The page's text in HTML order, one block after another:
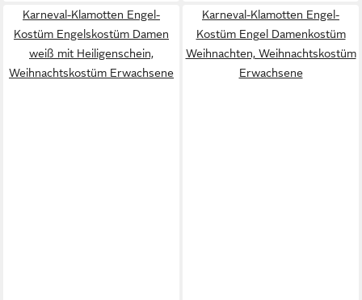
Karneval-Klamotten Engel-
Kostüm Engelskostüm Damen
weiß mit Heiligenschein,
Weihnachtskostüm Erwachsene
Karneval-Klamotten Engel-
Kostüm Engel Damenkostüm
Weihnachten, Weihnachtskostüm
Erwachsene